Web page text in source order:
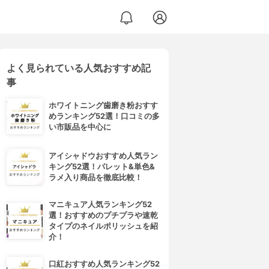
よく見られている人気おすすめ記
事
ホワイトニング歯磨き粉おすす
めランキング52選！口コミの多
い市販品を中心に
アイシャドウおすすめ人気ラン
キング52選！パレット&単色&
ラメ入り商品を徹底比較！
マニキュア人気ランキング52
選！おすすめのプチプラや速乾
タイプのネイルポリッシュを紹
介！
口紅おすすめ人気ランキング52